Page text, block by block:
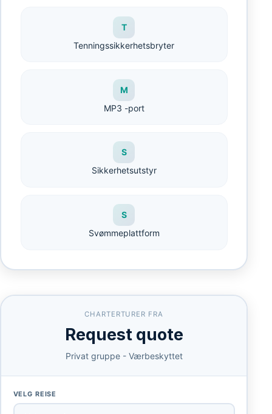
T
Tenningssikkerhetsbryter
M
MP3 -port
S
Sikkerhetsutstyr
S
Svømmeplattform
CHARTERTURER FRA
Request quote
Privat gruppe - Værbeskyttet
VELG REISE